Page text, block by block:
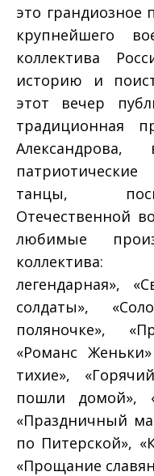
это грандиозное
крупнейшего
коллектива
историю и
этот вечер
традиционная
танцы,
Отечественной
любимые
легендарная»,
солдаты»,
поляночке»,
«Романс
тихие»,
пошли домой»,
«Праздничный
по Питерской»,
«Прощание